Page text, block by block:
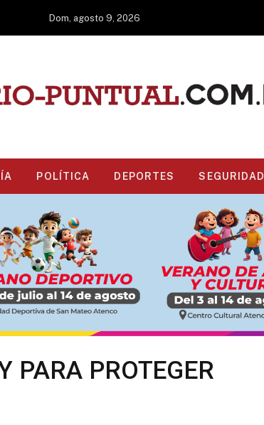
Dom, agosto 9, 2026
POLÍTICA DEPORTES SEGURIDAD
PARA PROTEGER